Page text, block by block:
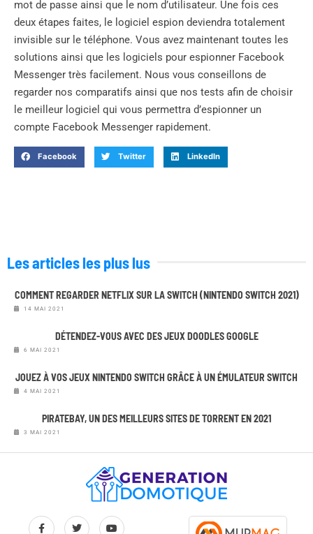
mot de passe ainsi que le nom d’utilisateur. Une fois ces
deux étapes faites, le logiciel espion deviendra totalement
invisible sur le téléphone. Vous avez maintenant toutes les
solutions ainsi que les logiciels pour espionner Facebook
Messenger très facilement. Nous vous conseillons de
regarder nos comparatifs ainsi que nos tests afin de choisir
le meilleur logiciel qui vous permettra d’espionner un
compte Facebook Messenger rapidement.
Facebook Twitter LinkedIn
Les articles les plus lus
COMMENT REGARDER NETFLIX SUR LA SWITCH (NINTENDO SWITCH 2021)
14 MAI 2021
DÉTENDEZ-VOUS AVEC DES JEUX DOODLES GOOGLE
6 MAI 2021
JOUEZ À VOS JEUX NINTENDO SWITCH GRÂCE À UN ÉMULATEUR SWITCH
4 MAI 2021
PIRATEBAY, UN DES MEILLEURS SITES DE TORRENT EN 2021
3 MAI 2021